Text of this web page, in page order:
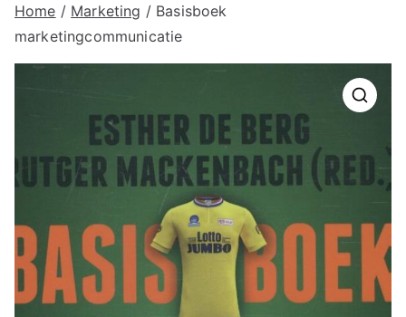
Home / Marketing / Basisboek
marketingcommunicatie